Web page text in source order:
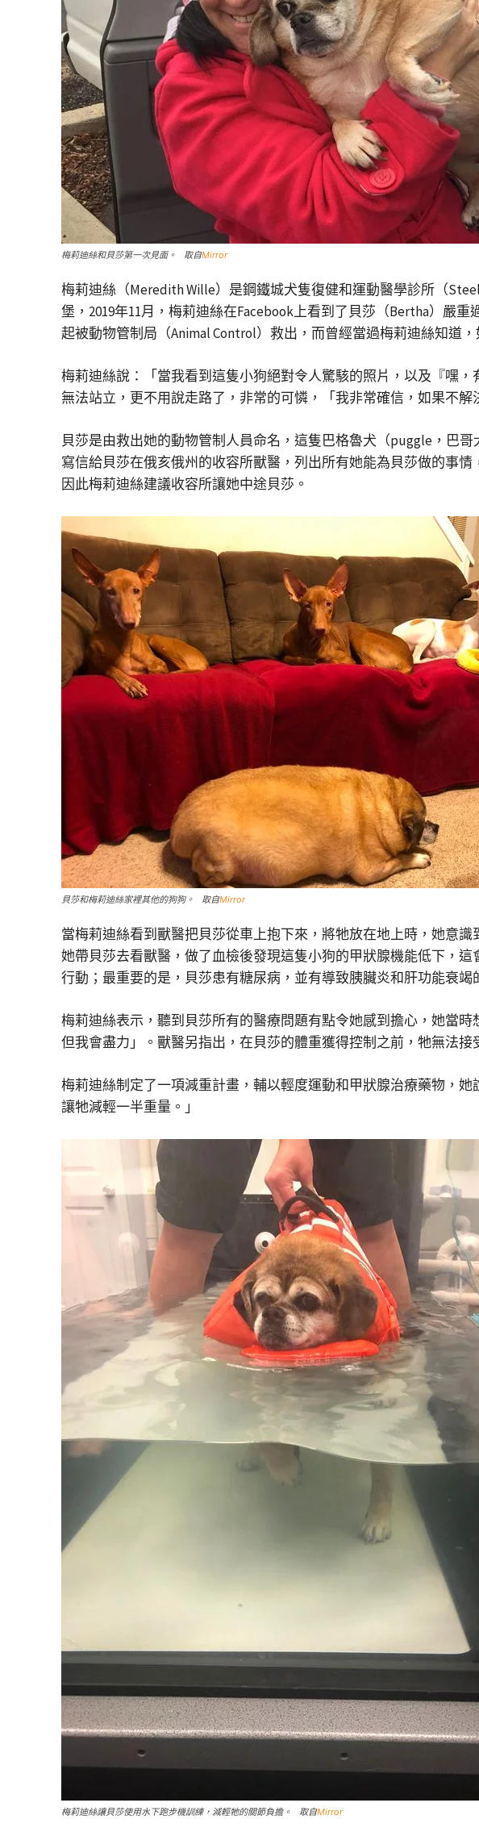
梅莉迪絲和貝莎第一次見面。 取自Mirror
梅莉迪絲（Meredith Wille）是鋼鐵城犬隻復健和運動醫學診所（
堡，2019年11月，梅莉迪絲在Facebook上看到了貝莎（Bertha）嚴
起被動物管制局（Animal Control）救出，而曾經當過梅莉迪絲知道
梅莉迪絲說：「當我看到這隻小狗絕對令人驚駭的照片，以及『嘿
無法站立，更不用說走路了，非常的可憐，「我非常確信，如果不解
貝莎是由救出她的動物管制人員命名，這隻巴格魯犬（puggle，巴
寫信給貝莎在俄亥俄州的收容所獸醫，列出所有她能為貝莎做的事
因此梅莉迪絲建議收容所讓她中途貝莎。
貝莎和梅莉迪絲家裡其他的狗狗。 取自Mirror
當梅莉迪絲看到獸醫把貝莎從車上抱下來，將牠放在地上時，她意
她帶貝莎去看獸醫，做了血檢後發現這隻小狗的甲狀腺機能低下，
行動；最重要的是，貝莎患有糖尿病，並有導致胰臟炎和肝功能衰竭
梅莉迪絲表示，聽到貝莎所有的醫療問題有點令她感到擔心，她當
但我會盡力」。獸醫另指出，在貝莎的體重獲得控制之前，牠無法
梅莉迪絲制定了一項減重計畫，輔以輕度運動和甲狀腺治療藥物，
讓牠減輕一半重量。」
梅莉迪絲讓貝莎使用水下跑步機訓練，減輕牠的關節負擔。 取自Mirror